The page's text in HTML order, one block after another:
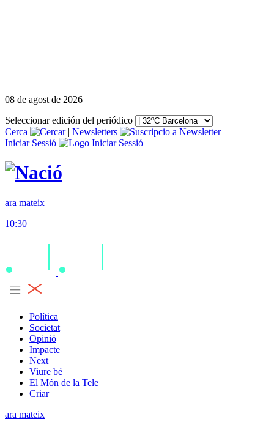
08 de agost de 2026
Seleccionar edición del periódico
Cerca
| Newsletters
|
Iniciar Sessió
ara mateix
10:30
Política
Societat
Opinió
Impacte
Next
Viure bé
El Món de la Tele
Criar
ara mateix